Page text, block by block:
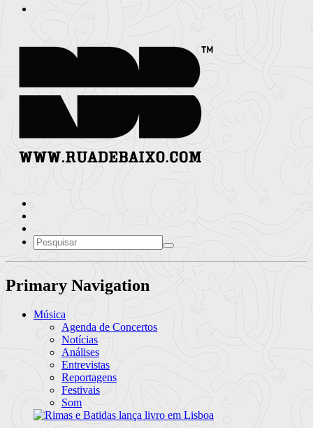
Primary Navigation
Música
Agenda de Concertos
Notícias
Análises
Entrevistas
Reportagens
Festivais
Som